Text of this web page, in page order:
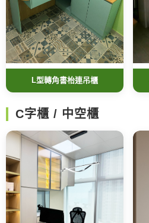
L型轉角書枱連吊櫃
C字櫃 / 中空櫃